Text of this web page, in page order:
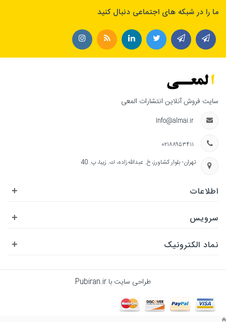
ما را در شبکه های اجتماعی دنبال کنید
سایت فروش آنلاین انتشارات المعی
Info@almai.ir
۰۲۱۸۸۹۵۳۴۱۱
تهران- بلوار كشاورز، خ. عبدالله‌زاده، ك. زيبا، پ. 40
اطلاعات +
سرویس +
نماد الکترونیک +
طراحی سایت با Pubiran.ir